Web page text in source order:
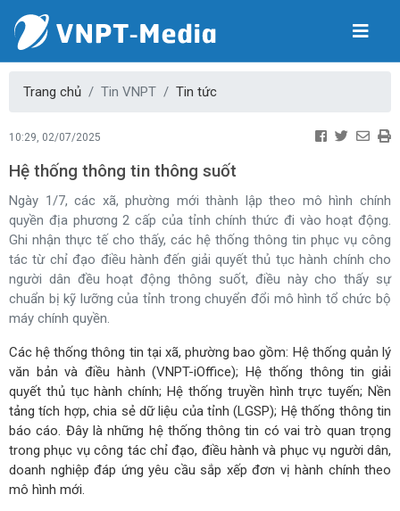
Trang chủ Tin VNPT Tin tức
10:29, 02/07/2025
Hệ thống thông tin thông suốt
Ngày 1/7, các xã, phường mới thành lập theo mô hình chính
quyền địa phương 2 cấp của tỉnh chính thức đi vào hoạt động.
Ghi nhận thực tế cho thấy, các hệ thống thông tin phục vụ công
tác từ chỉ đạo điều hành đến giải quyết thủ tục hành chính cho
người dân đều hoạt động thông suốt, điều này cho thấy sự
chuẩn bị kỹ lưỡng của tỉnh trong chuyển đổi mô hình tổ chức bộ
máy chính quyền.
Các hệ thống thông tin tại xã, phường bao gồm: Hệ thống quản lý
văn bản và điều hành (VNPT-iOffice); Hệ thống thông tin giải
quyết thủ tục hành chính; Hệ thống truyền hình trực tuyến; Nền
tảng tích hợp, chia sẻ dữ liệu của tỉnh (LGSP); Hệ thống thông tin
báo cáo. Đây là những hệ thống thông tin có vai trò quan trọng
trong phục vụ công tác chỉ đạo, điều hành và phục vụ người dân,
doanh nghiệp đáp ứng yêu cầu sắp xếp đơn vị hành chính theo
mô hình mới.